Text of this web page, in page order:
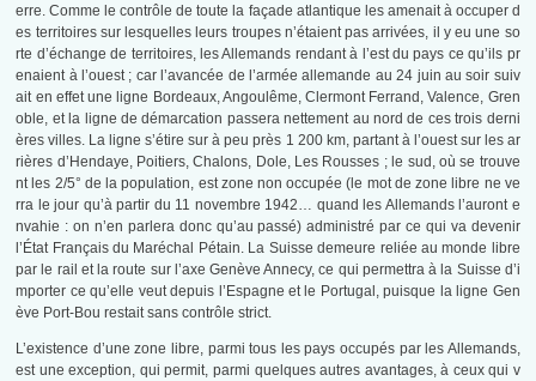
erre. Comme le contrôle de toute la façade atlantique les amenait à occuper d
es territoires sur lesquelles leurs troupes n’étaient pas arrivées, il y eu une so
rte d’échange de territoires, les Allemands rendant à l’est du pays ce qu’ils pr
enaient à l’ouest ; car l’avancée de l’armée allemande au 24 juin au soir suiv
ait en effet une ligne Bordeaux, Angoulême, Clermont Ferrand, Valence, Gren
oble, et la ligne de démarcation passera nettement au nord de ces trois derni
ères villes. La ligne s’étire sur à peu près 1 200 km, partant à l’ouest sur les ar
rières d’Hendaye, Poitiers, Chalons, Dole, Les Rousses ; le sud, où se trouve
nt les 2/5° de la population, est zone non occupée (le mot de zone libre ne ve
rra le jour qu’à partir du 11 novembre 1942… quand les Allemands l’auront e
nvahie : on n’en parlera donc qu’au passé) administré par ce qui va devenir
l’État Français du Maréchal Pétain. La Suisse demeure reliée au monde libre
par le rail et la route sur l’axe Genève Annecy, ce qui permettra à la Suisse d’i
mporter ce qu’elle veut depuis l’Espagne et le Portugal, puisque la ligne Gen
ève Port-Bou restait sans contrôle strict.
L’existence d’une zone libre, parmi tous les pays occupés par les Allemands,
est une exception, qui permit, parmi quelques autres avantages, à ceux qui v